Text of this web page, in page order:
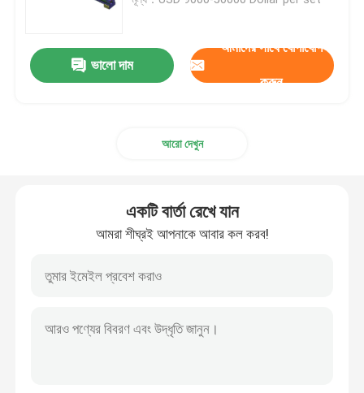
স্বয়ংক্রিয় পাইপ পোলিশিং মেশিন
ভালো দাম
আমাদের সাথে যোগাযোগ
করুন
আরো দেখুন
একটি বার্তা রেখে যান
আমরা শীঘ্রই আপনাকে আবার কল করব!